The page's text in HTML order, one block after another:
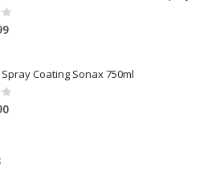
5
Coating Sonax 750ml
5